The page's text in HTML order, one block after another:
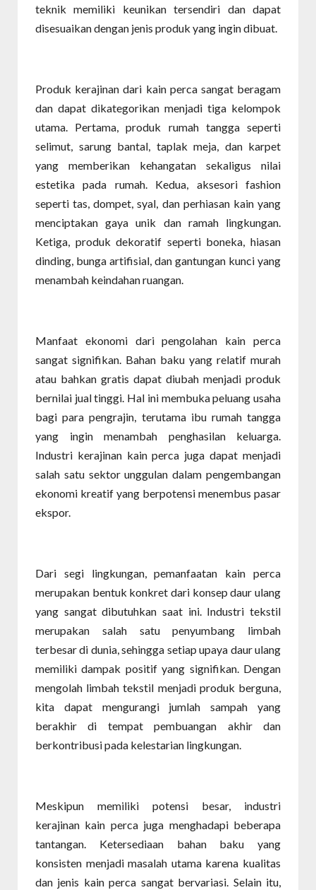
teknik memiliki keunikan tersendiri dan dapat
disesuaikan dengan jenis produk yang ingin dibuat.
Produk kerajinan dari kain perca sangat beragam
dan dapat dikategorikan menjadi tiga kelompok
utama. Pertama, produk rumah tangga seperti
selimut, sarung bantal, taplak meja, dan karpet
yang memberikan kehangatan sekaligus nilai
estetika pada rumah. Kedua, aksesori fashion
seperti tas, dompet, syal, dan perhiasan kain yang
menciptakan gaya unik dan ramah lingkungan.
Ketiga, produk dekoratif seperti boneka, hiasan
dinding, bunga artifisial, dan gantungan kunci yang
menambah keindahan ruangan.
Manfaat ekonomi dari pengolahan kain perca
sangat signifikan. Bahan baku yang relatif murah
atau bahkan gratis dapat diubah menjadi produk
bernilai jual tinggi. Hal ini membuka peluang usaha
bagi para pengrajin, terutama ibu rumah tangga
yang ingin menambah penghasilan keluarga.
Industri kerajinan kain perca juga dapat menjadi
salah satu sektor unggulan dalam pengembangan
ekonomi kreatif yang berpotensi menembus pasar
ekspor.
Dari segi lingkungan, pemanfaatan kain perca
merupakan bentuk konkret dari konsep daur ulang
yang sangat dibutuhkan saat ini. Industri tekstil
merupakan salah satu penyumbang limbah
terbesar di dunia, sehingga setiap upaya daur ulang
memiliki dampak positif yang signifikan. Dengan
mengolah limbah tekstil menjadi produk berguna,
kita dapat mengurangi jumlah sampah yang
berakhir di tempat pembuangan akhir dan
berkontribusi pada kelestarian lingkungan.
Meskipun memiliki potensi besar, industri
kerajinan kain perca juga menghadapi beberapa
tantangan. Ketersediaan bahan baku yang
konsisten menjadi masalah utama karena kualitas
dan jenis kain perca sangat bervariasi. Selain itu,